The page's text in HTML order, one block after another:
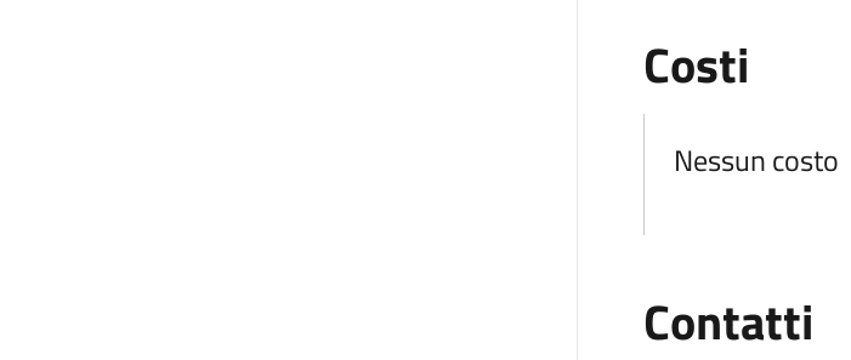
Costi
Nessun costo
Contatti